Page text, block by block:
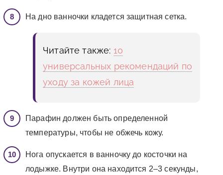
На дно ванночки кладется защитная сетка.
Читайте также: 10
универсальных рекомендаций по
уходу за кожей лица
Парафин должен быть определенной
температуры, чтобы не обжечь кожу.
Нога опускается в ванночку до косточки на
лодыжке. Внутри она находится 2–3 секунды,